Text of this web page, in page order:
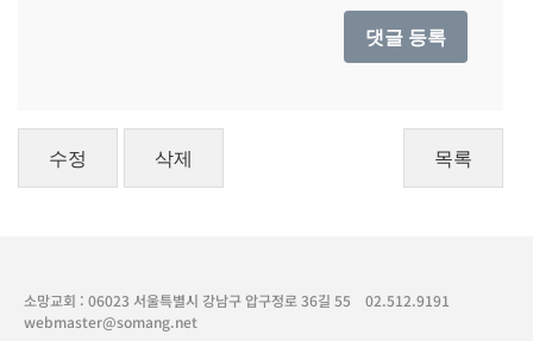
수정 삭제 목록
소망교회 : 06023 서울특별시 강남구 압구정로 36길 55 02.512.9191
webmaster@somang.net